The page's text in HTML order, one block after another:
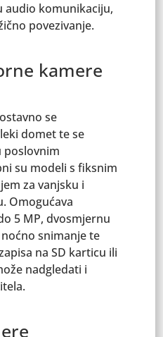
audio komunikaciju,
povezivanje.
kamere
se
domet te se
poslovnim
su modeli s fiksnim
za vanjsku i
Omogućava
5 MP, dvosmjernu
snimanje te
na SD karticu ili
nadgledati i